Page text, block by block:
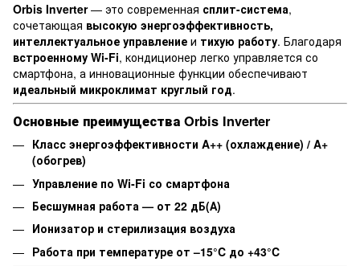
Orbis Inverter— это современная сплит-система,
сочетающая высокую энергоэффективность,
интеллектуальное управление и тихую работу. Благодаря
встроенному Wi‑Fi, кондиционер легко управляется со
смартфона, а инновационные функции обеспечивают
идеальный микроклимат круглый год.
Основные преимущества Orbis Inverter
Класс энергоэффективности A++ (охлаждение) / A+
(обогрев)
Управление по Wi‑Fi со смартфона
Бесшумная работа — от 22 дБ(А)
Ионизатор и стерилизация воздуха
Работа при температуре от –15°C до +43°C